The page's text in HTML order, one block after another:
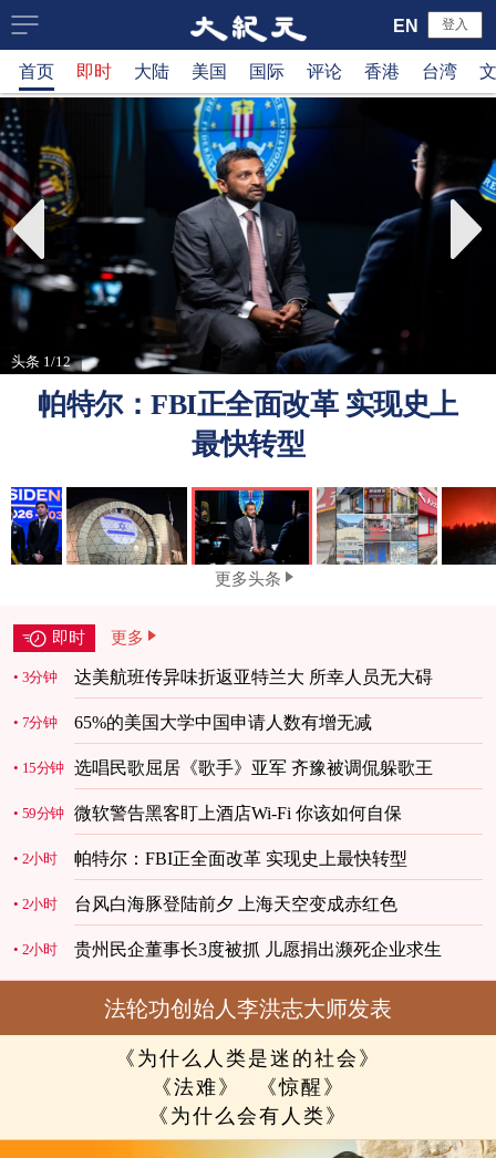
大
纪
元
新
闻
网
登入
EN
首页 即时 大陆 美国 国际 评论 香港 台湾
头条 1/12
帕特尔：FBI正全面改革 实现史上
最快转型
更多头条
即时 更多
3分钟 达美航班传异味折返亚特兰大 所幸人员无大碍
7分钟 65%的美国大学中国申请人数有增无减
15分钟 选唱民歌屈居《歌手》亚军 齐豫被调侃躲歌王
59分钟 微软警告黑客盯上酒店Wi-Fi 你该如何自保
2小时 帕特尔：FBI正全面改革 实现史上最快转型
2小时 台风白海豚登陆前夕 上海天空变成赤红色
2小时 贵州民企董事长3度被抓 儿愿捐出濒死企业求生
法轮功创始人李洪志大师发表
《为什么人类是迷的社会》
《法难》
《惊醒》
《为什么会有人类》